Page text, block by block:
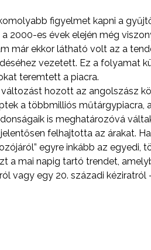
figyelmet kapni a
2000-es évek elején még
már ekkor látható volt az a
vezetett. Ez a folyamat
teremtett a piacra.
hozott az angolszász
a többmilliós műtárgypiacra,
is meghatározóvá
felhajtotta az árakat.
egyre inkább az egyedi,
a mai napig tartó trendet,
vagy egy 20. századi kéziratról